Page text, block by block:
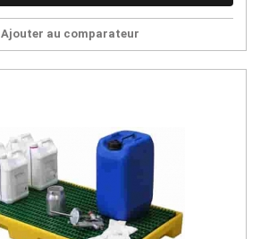
Ajouter au comparateur